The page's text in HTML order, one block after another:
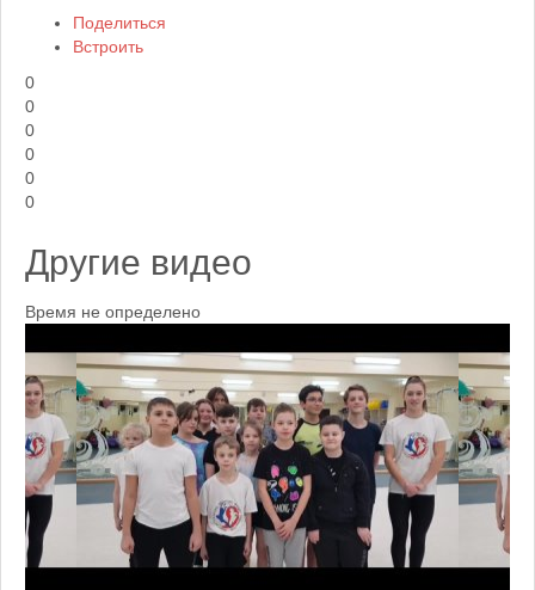
Поделиться
Встроить
0
0
0
0
0
0
Другие видео
Время не определено